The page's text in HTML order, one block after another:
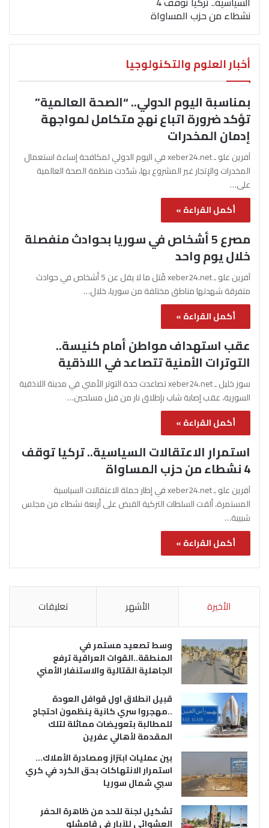
نشطاء من حزب المساواة
أخبار العلوم والتكنولوجيا
بمناسبة اليوم الدولي.. “الصحة العالمية”
تؤكد ضرورة اتباع نهج متكامل لمواجهة
إدمان المخدرات
آفرين علو ـ xeber24.net في اليوم الدولي لمكافحة إساءة استعمال
المخدرات والإتجار غير المشروع بها، شدّدت منظمة الصحة العالمية
على…
أكمل القراءة »
مصرع 5 أشخاص في سوريا بحوادث منفصلة
خلال يوم واحد
آفرين علو ـ xeber24.net قُتل ما لا يقل عن 5 أشخاص في حوادث
متفرقة شهدتها مناطق مختلفة من سوريا، خلال…
أكمل القراءة »
عقب استهداف مواطن أمام كنيسة..
التوترات الأمنية تتصاعد في اللاذقية
سوز خليل ـ xeber24.net تصاعدت حدة التوتر الأمني في مدينة اللاذقية
السورية، عقب إصابة شاب بإطلاق نار من قبل مسلحين…
أكمل القراءة »
استمرار الاعتقالات السياسية.. تركيا توقف
4 نشطاء من حزب المساواة
آفرين علو ـ xeber24.net في إطار حملة الاعتقالات السياسية
المستمرة، ألقت السلطات التركية القبض على أربعة نشطاء من مجلس
شبيبة…
أكمل القراءة »
الأخيرة الأشهر تعليقات
وسط تصعيد مستمر في
المنطقة..القوات العراقية ترفع
الجاهلية القتالية والاستنفار الأمني
قبيل انطلاق اول قوافل العودة
..مهجروا سري كانية ينظمون احتجاج
للمطالبة بتعويضات مماثلة لتلك
المقدمة لأهالي عفرين
بين عمليات ابتزاز ومصادرة الأملاك…
استمرار الانتهاكات بحق الكرد في كري
سبي شمال سوريا
تشكيل لجنة للحد من ظاهرة الحفر
العشوائي للآبار في قامشلو